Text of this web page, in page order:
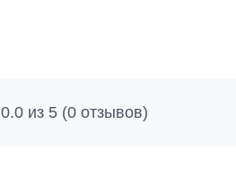
0.0 из 5 (0 отзывов)